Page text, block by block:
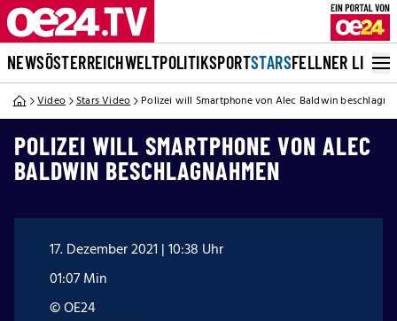
NEWSÖSTERREICHWELTPOLITIKSPORTSTARSFELLNER LIVE
Video Stars Video Polizei will Smartphone von Alec Baldwin
POLIZEI WILL SMARTPHONE VON ALEC
BALDWIN BESCHLAGNAHMEN
17. Dezember 2021 | 10:38 Uhr
01:07 Min
© OE24